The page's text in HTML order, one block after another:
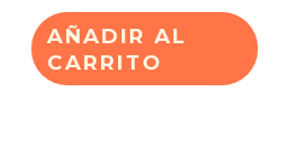
AÑADIR AL
CARRITO